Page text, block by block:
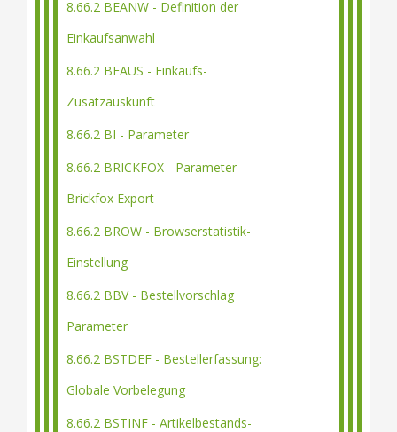
8.66.2 BEANW - Definition der
Einkaufsanwahl
8.66.2 BEAUS - Einkaufs-
Zusatzauskunft
8.66.2 BI - Parameter
8.66.2 BRICKFOX - Parameter
Brickfox Export
8.66.2 BROW - Browserstatistik-
Einstellung
8.66.2 BBV - Bestellvorschlag
Parameter
8.66.2 BSTDEF - Bestellerfassung:
Globale Vorbelegung
8.66.2 BSTINF - Artikelbestands-